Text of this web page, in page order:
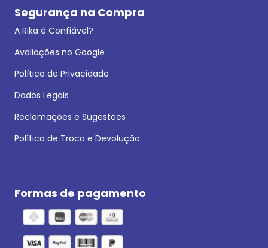
Segurança na Compra
A Rika é Confiável?
Avaliações no Google
Política de Privacidade
Dados Legais
Reclamações e Sugestões
Política de Troca e Devolução
Formas de pagamento